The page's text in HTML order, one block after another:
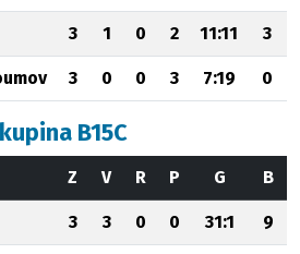
3 1 0 2 11:11 3
3 0 0 3 7:19 0
B15C
Z V R P G B
3 3 0 0 31:1 9